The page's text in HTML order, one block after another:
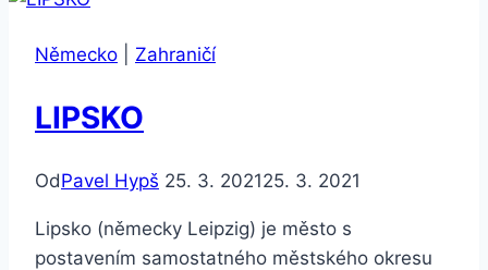
Německo Zahraničí
LIPSKO
OdPavel Hypš 25. 3. 202125. 3. 2021
Lipsko (německy Leipzig) je město s
postavením samostatného městského okresu